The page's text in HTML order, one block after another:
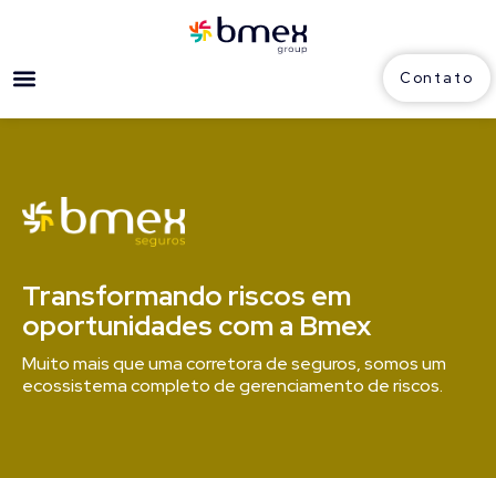
Contato
Transformando riscos em
oportunidades com a Bmex
Muito mais que uma corretora de seguros, somos um
ecossistema completo de gerenciamento de riscos.